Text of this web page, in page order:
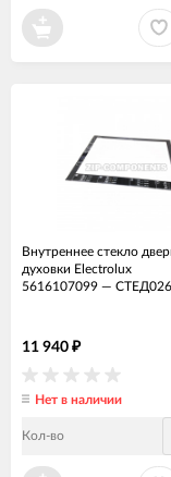
Внутреннее стекло
духовки Electrolux
5616107099 — СТЕД026
11 940 ₽
Нет в наличии
Кол-во